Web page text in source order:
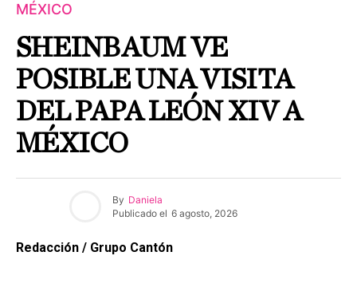
MÉXICO
SHEINBAUM VE
POSIBLE UNA VISITA
DEL PAPA LEÓN XIV A
MÉXICO
By Daniela
Publicado el 6 agosto, 2026
Redacción / Grupo Cantón